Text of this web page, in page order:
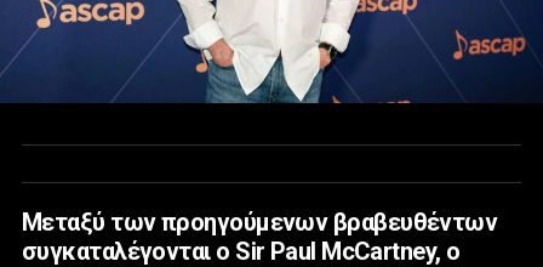
Μεταξύ των προηγούμενων βραβευθέντων
συγκαταλέγονται ο Sir Paul McCartney, ο